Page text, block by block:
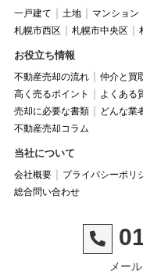
一戸建て 土地 マンション
札幌市西区
札幌市中央区
お役立ち情報
不動産売却の流れ 仲介と買
高く売るポイント
よくある
売却に必要な書類
どんな業
不動産売却コラム
当社について
会社概要 プライバシーポリ
総合問い合わせ
メール